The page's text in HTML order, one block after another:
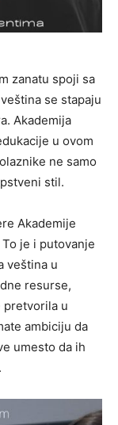
zanatu spoji sa
se stapaju
Akademija
u ovom
ne samo
stil.
Akademije
je i putovanje
veština u
resurse,
pretvorila u
ambiciju da
umesto da ih